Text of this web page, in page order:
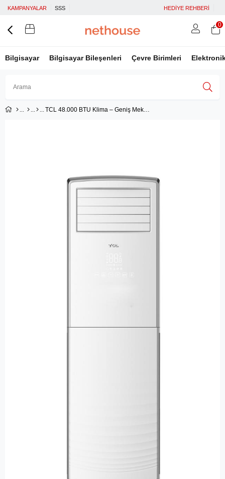
KAMPANYALAR SSS HEDİYE REHBERİ
Bilgisayar Bilgisayar Bileşenleri Çevre Birimleri
Facebook İle Bağlan
0
TCL 48.000 BTU Klima – Geniş Mekânlara Özel Profesyonel İklimlendirme (TAC-48CHFA/FHI)